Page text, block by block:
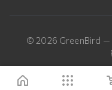
© 2026 GreenBird —